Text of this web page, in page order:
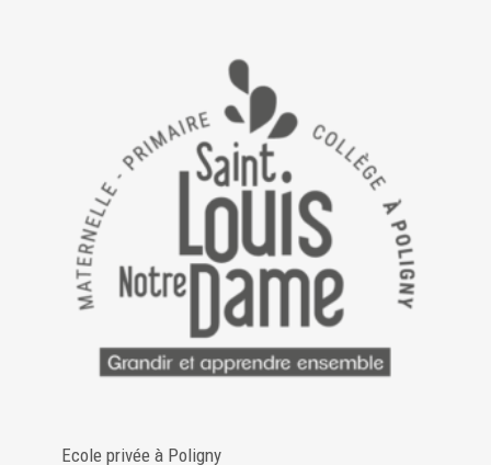
Ecole privée à Poligny